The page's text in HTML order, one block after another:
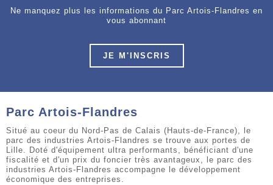
Ne manquez plus les informations du Parc Artois-Flandres en
vous abonnant
JE M'INSCRIS
Parc Artois-Flandres
Situé au coeur du Nord-Pas de Calais (Hauts-de-France), le
parc des industries Artois-Flandres se trouve aux portes de
Lille. Doté d'équipement ultra performants, bénéficiant d'une
fiscalité et d'un prix du foncier très avantageux, le parc des
industries Artois-Flandres accompagne le développement
économique des entreprises.